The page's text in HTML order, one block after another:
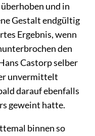
und in
Gestalt endgültig
Ergebnis, wenn
den
Castorp selber
unvermittelt
darauf ebenfalls
geweint hatte.
binnen so